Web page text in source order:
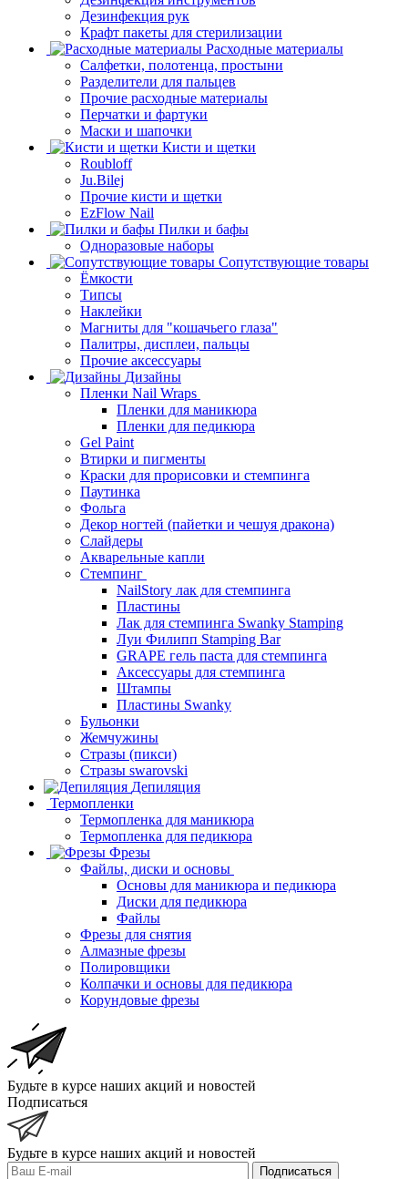
Дезинфекция рук
Крафт пакеты для стерилизации
Расходные материалы
Салфетки, полотенца, простыни
Разделители для пальцев
Прочие расходные материалы
Перчатки и фартуки
Маски и шапочки
Кисти и щетки
Roubloff
Ju.Bilej
Прочие кисти и щетки
EzFlow Nail
Пилки и бафы
Одноразовые наборы
Сопутствующие товары
Ёмкости
Типсы
Наклейки
Магниты для "кошачьего глаза"
Палитры, дисплеи, пальцы
Прочие аксессуары
Дизайны
Пленки Nail Wraps
Пленки для маникюра
Пленки для педикюра
Gel Paint
Втирки и пигменты
Краски для прорисовки и стемпинга
Паутинка
Фольга
Декор ногтей (пайетки и чешуя дракона)
Слайдеры
Акварельные капли
Стемпинг
NailStory лак для стемпинга
Пластины
Лак для стемпинга Swanky Stamping
Луи Филипп Stamping Bar
GRAPE гель паста для стемпинга
Аксессуары для стемпинга
Штампы
Пластины Swanky
Бульонки
Жемчужины
Стразы (пикси)
Cтразы swarovski
Депиляция
Термопленки
Термопленка для маникюра
Термопленка для педикюра
Фрезы
Файлы, диски и основы
Основы для маникюра и педикюра
Диски для педикюра
Файлы
Фрезы для снятия
Алмазные фрезы
Полировщики
Колпачки и основы для педикюра
Корундовые фрезы
Будьте в курсе наших акций и новостей
Подписаться
Будьте в курсе наших акций и новостей
Подписаться